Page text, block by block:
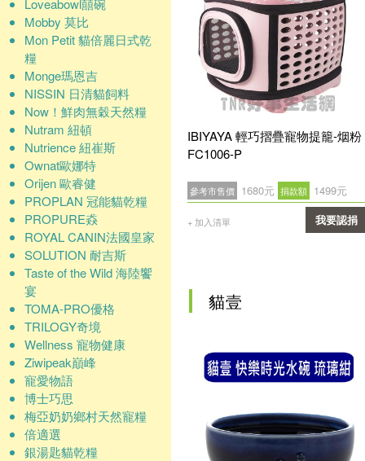
Loveabowl囍碗
Mobby 莫比
Mon Petit 貓倍麗日式乾
糧
Monge瑪恩吉
NISSIN 日清貓飼料
Now！鮮肉無穀天然糧
Nutram 紐頓
Nutrience 紐崔斯
Ownat歐娜特
Orijen 歐睿健
PROPLAN 冠能貓乾糧
PROPURE猋
ROYAL CANIN法國皇家
SOLUTION 耐吉斯
Taste of the Wild 海陸饗
宴
TOMA-PRO優格
TRILOGY奇境
Wellness 寵物健康
Ziwipeak巔峰
寵愛物語
博士巧思
梅亞奶奶鄉村天然寵糧
倍適選
銀湯匙貓乾糧
IBIYAYA 輕巧摺疊寵物提籠-烟粉
FC1006-P
參考市售價 1680元 捐款額 1499元
+ 加入清單 我要認捐
貓壹